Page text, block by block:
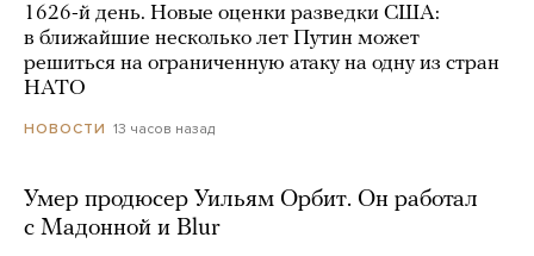
1626-й день. Новые оценки разведки США:
в ближайшие несколько лет Путин может
решиться на ограниченную атаку на одну из стран
НАТО
НОВОСТИ 13 часов назад
Умер продюсер Уильям Орбит. Он работал
с Мадонной и Blur